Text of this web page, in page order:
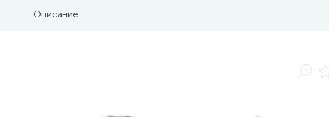
Описание